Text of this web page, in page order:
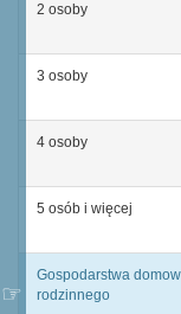
2 osoby
3 osoby
4 osoby
5 osób i więcej
Gospodarstwa
rodzinnego